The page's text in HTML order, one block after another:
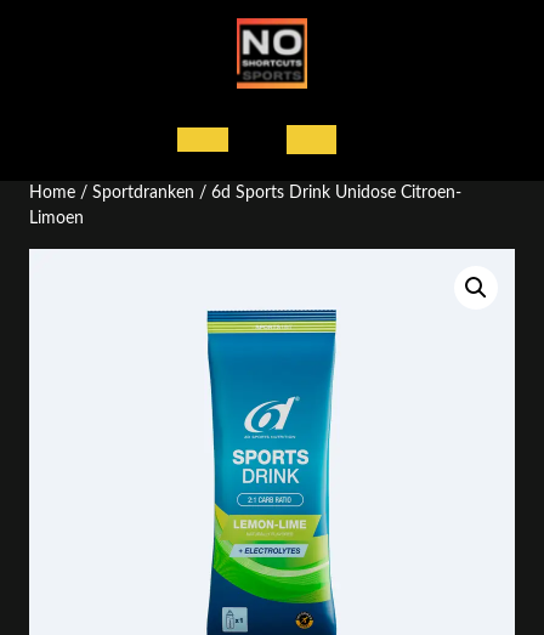
Open
knop
Home / Sportdranken / 6d Sports Drink Unidose Citroen-
Limoen